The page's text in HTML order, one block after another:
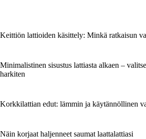
Keittiön lattioiden käsittely: Minkä ratkaisun
Minimalistinen sisustus lattiasta alkaen –
harkiten
Korkkilattian edut: lämmin ja käytännöllinen
Näin korjaat haljenneet saumat laattalattiasi